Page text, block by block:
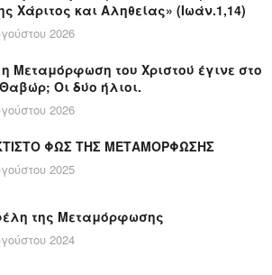
Χάριτος και Αληθείας» (Ιωάν.1,14)
2026
η Μεταμόρφωση του Χριστού έγινε στο
Οι δύο ήλιοι.
2026
ΦΩΣ ΤΗΣ ΜΕΤΑΜΟΡΦΩΣΗΣ
2025
της Μεταμόρφωσης
2024